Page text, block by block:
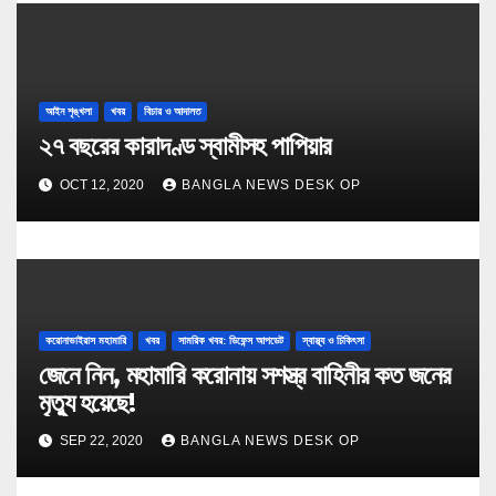
আইন শৃঙ্খলা খবর বিচার ও আদালত
২৭ বছরের কারাদণ্ড স্বামীসহ পাপিয়ার
OCT 12, 2020 BANGLA NEWS DESK OP
করোনাভাইরাস মহামারি খবর সামরিক খবর: ডিফেন্স আপডেট স্বাস্থ্য ও চিকিৎসা
জেনে নিন, মহামারি করোনায় সশস্ত্র বাহিনীর কত জনের
মৃত্যু হয়েছে!
SEP 22, 2020 BANGLA NEWS DESK OP